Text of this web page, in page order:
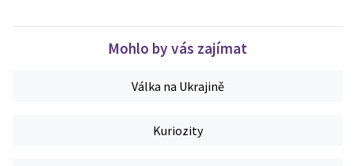
Mohlo by vás zajímat
Válka na Ukrajině
Kuriozity